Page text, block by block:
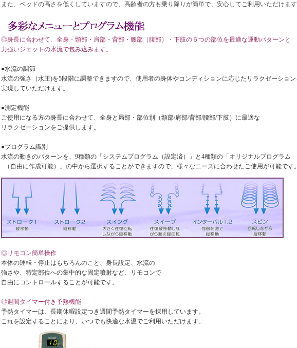
また、ベッドの高さを低くしていますので、高齢者の方も乗り降りが簡単で、安心してご利用いただけます
◎身長に合わせて、全身・頸部・肩部・背部・腰部（腹部）・下肢の６つの部位を最適な運動パターンと
力強いジェットの水流で包み込みます。
●水流の調節
水流の強さ（水圧)を5段階に調整できますので、使用者の身体やコンディションに応じたリラクゼーション
実現していただけます。
●測定機能
ご使用になる方の身長に合わせて、全身と局部・部位別（頸部/肩部/背部/腰部/下肢）に最適な
リラクゼーションをご提供します。
●プログラム識別
水流の動きのパターンを、9種類の「システムプログラム（設定済）」と4種類の「オリジナルプログラム
（自由に作成可能）」の中から選択することができますので、様々なニーズに合わせたご使用が可能です。
◎リモコン簡単操作
本体の運転・停止はもちろんのこと、身長設定、水流の
強さや、特定部位への集中的な固定噴射など、リモコンで
自由にコントロールすることが可能です。
◎週間タイマー付き予熱機能
予熱タイマーは、長期休暇設定つき週間予熱タイマーを採用しています。
これを設定することにより、いつでも快適な水温でご利用いただけます。